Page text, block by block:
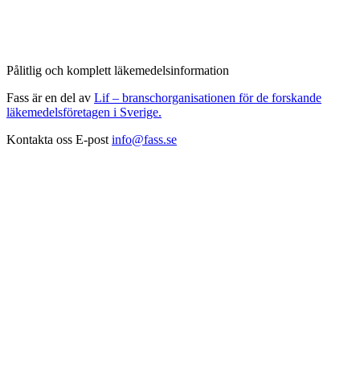
Pålitlig och komplett läkemedelsinformation
Fass är en del av Lif – branschorganisationen för de forskande
läkemedelsföretagen i Sverige.
Kontakta oss E-post info@fass.se